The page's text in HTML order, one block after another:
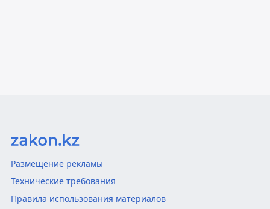
Размещение рекламы
Технические требования
Правила использования материалов